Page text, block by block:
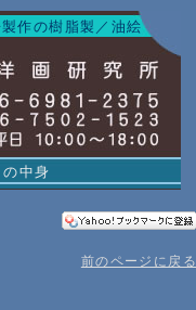
作の樹脂製／油絵
の中身
前のページに戻る